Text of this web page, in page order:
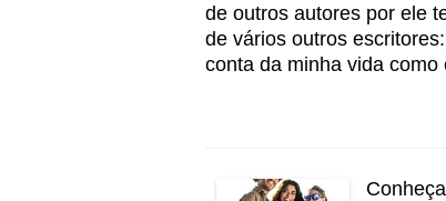
de outros autores por ele
de vários outros
conta da minha vida como